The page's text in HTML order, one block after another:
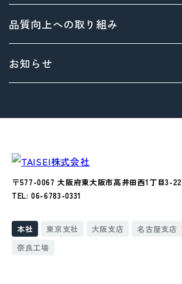
> 沿革
> 方針
> 拠点情報
サステナビリティ基本方針
Environment（環境）への取り組み
Social（社会）への取り組み
品質向上への取り組み
お知らせ
〒577-0067 大阪府東大阪市高井田西1丁目3-22
TEL: 06-6783-0331
本社 東京支社 大阪支店 名古屋支店
奈良工場